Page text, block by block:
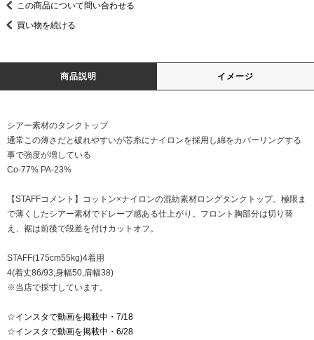
この商品について問い合わせる
買い物を続ける
商品説明 イメージ
シアー素材のタンクトップ
通常この薄さだと破れやすいが芯糸にナイロンを採用し綿をカバーリングする
事で強度が増している
Co-77% PA-23%
【STAFFコメント】コットン×ナイロンの混紡素材ロングタンクトップ。極限ま
で薄くしたシアー素材でドレープ感ある仕上がり。フロント胸部分は切り替
え、裾は前後で段差を付けカットオフ。
STAFF(175cm55kg)4着用
4(着丈86/93,身幅50,肩幅38)
※当店で採寸しています。
☆インスタで動画を掲載中・7/18
☆インスタで動画を掲載中・6/28